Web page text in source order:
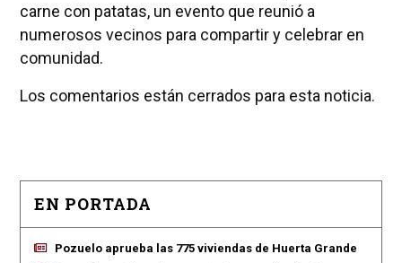
carne con patatas, un evento que reunió a
numerosos vecinos para compartir y celebrar en
comunidad.
Los comentarios están cerrados para esta noticia.
EN PORTADA
Pozuelo aprueba las 775 viviendas de Huerta Grande